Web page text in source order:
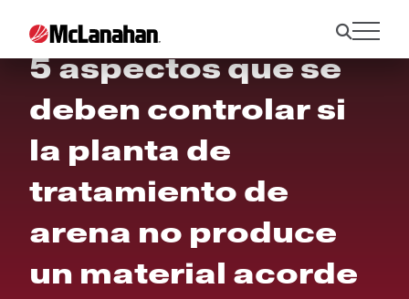
5 aspectos que se
deben controlar si
la planta de
tratamiento de
arena no produce
un material acorde